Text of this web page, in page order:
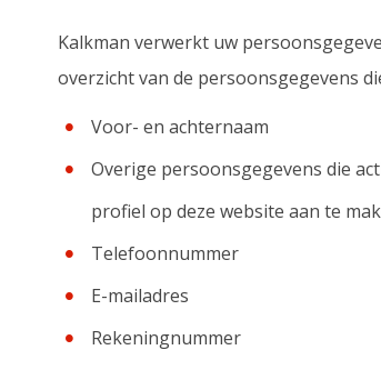
Kalkman verwerkt uw
overzicht van de persoonsgegevens
Voor- en achternaam
Overige persoonsgegevens die
profiel op deze website aan te
Telefoonnummer
E-mailadres
Rekeningnummer